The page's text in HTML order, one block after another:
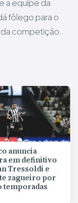
a equipe da
fôlego para o
da competição.
anuncia
em definitivo
Tressoldi e
zagueiro por
temporadas